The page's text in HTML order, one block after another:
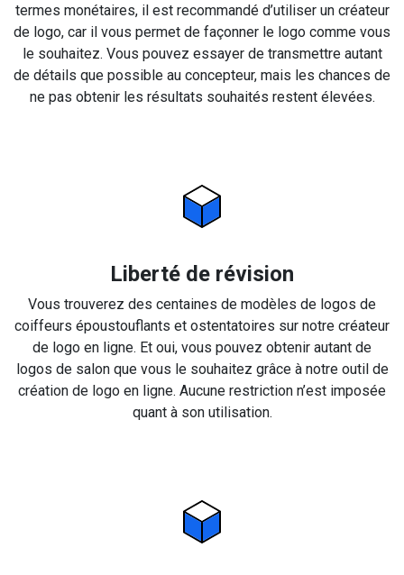
termes monétaires, il est recommandé d’utiliser un créateur
de logo, car il vous permet de façonner le logo comme vous
le souhaitez. Vous pouvez essayer de transmettre autant
de détails que possible au concepteur, mais les chances de
ne pas obtenir les résultats souhaités restent élevées.
Liberté de révision
Vous trouverez des centaines de modèles de logos de
coiffeurs époustouflants et ostentatoires sur notre créateur
de logo en ligne. Et oui, vous pouvez obtenir autant de
logos de salon que vous le souhaitez grâce à notre outil de
création de logo en ligne. Aucune restriction n’est imposée
quant à son utilisation.